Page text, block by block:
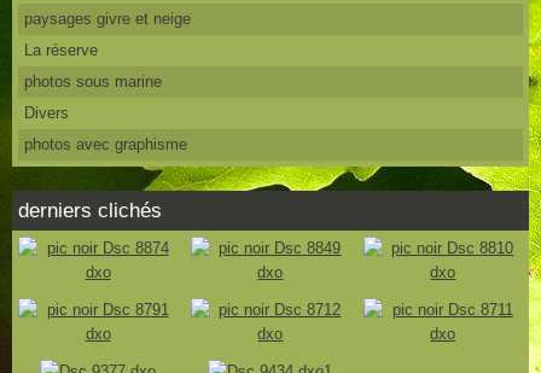
paysages givre et neige
La réserve
photos sous marine
Divers
photos avec graphisme
derniers clichés